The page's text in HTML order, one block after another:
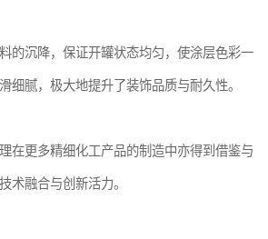
的沉降，保证开罐状态均匀，使涂层色彩一
细腻，极大地提升了装饰品质与耐久性。
在更多精细化工产品的制造中亦得到借鉴与
术融合与创新活力。